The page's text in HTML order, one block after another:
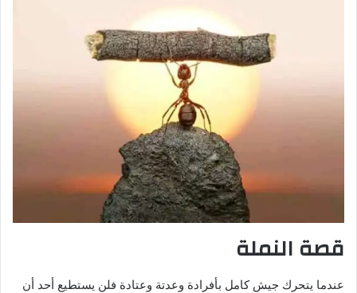
قصة النملة
عندما يتحرك جيش كامل بأفرادة وعدتة وعتادة فلن يستطيع أحد أن